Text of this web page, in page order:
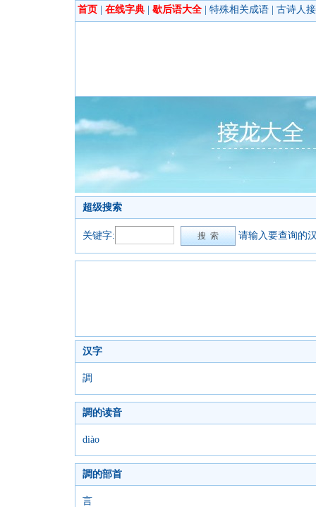
首页 在线字典 歇后语大全 特殊相关成语 古诗人
超级搜索
关键字: 请输入要查询的
汉字
調
調的读音
diào
調的部首
言